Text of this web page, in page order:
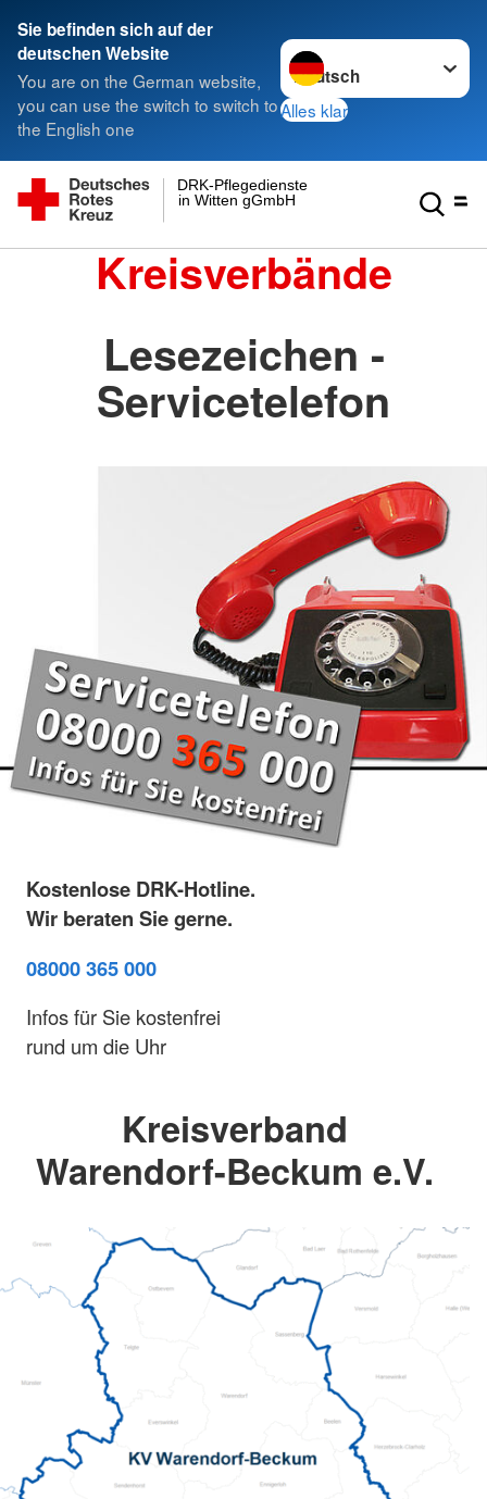
Sie befinden sich auf der
deutschen Website
You are on the German website,
you can use the switch to switch to
the English one
Sprache wechseln zu
Alles klar
in Witten gGmbH
DRK-Pflegedienste
Kreisverbände
Lesezeichen -
Servicetelefon
Kostenlose DRK-Hotline.
Wir beraten Sie gerne.
08000 365 000
Infos für Sie kostenfrei
rund um die Uhr
Kreisverband
Warendorf-Beckum e.V.